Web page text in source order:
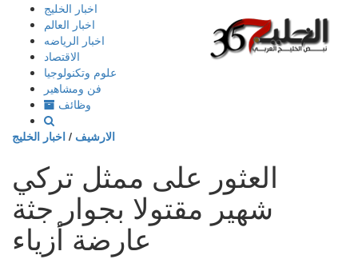
إذهب
المحتوى
اخبار الخليج
اخبار العالم
اخبار الرياضه
الاقتصاد
علوم وتكنولوجيا
فن ومشاهير
وظائف
الارشيف / اخبار الخليج
العثور على ممثل تركي
شهير مقتولا بجوار جثة
عارضة أزياء